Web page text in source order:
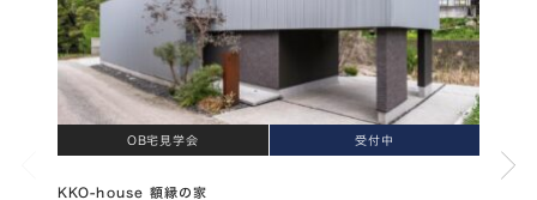
OB宅見学会 受付中
KKO-house 額縁の家